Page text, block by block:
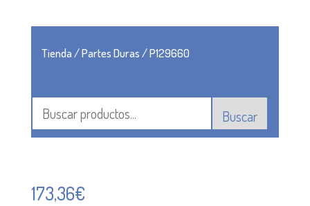
Tienda/Partes Duras/ P129660
Buscar
173,36€